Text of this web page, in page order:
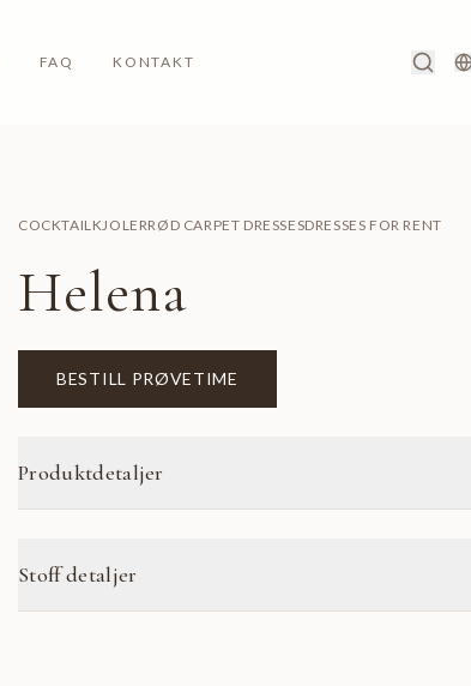
FAQ KONTAKT
COCKTAILKJOLERRØD CARPET DRESSESDRESSES FOR RENT
Helena
BESTILL PRØVETIME
Produktdetaljer
Stoff detaljer